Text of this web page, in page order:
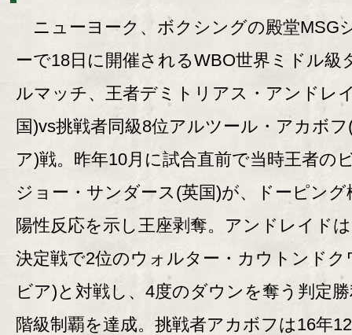
ニューヨーク、ボクシングの殿堂MSG
ーで18日に開催されるWBO世界ミドル級
ルマッチ、王者デミトリアス・アンドレ
国)vs挑戦者同級8位アルツール・アカボ
ア)戦。昨年10月に試合直前で当時王者の
ジョー・サンダース(英国)が、ドーピング
陽性反応を示し王座剥奪。アンドレイド
決定戦で2位のウォルター・カウトンドク
ビア)と対戦し、4度のダウンを奪う判定
階級制覇を達成。挑戦者アカボフは16年